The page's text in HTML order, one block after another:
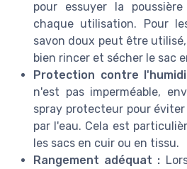
pour essuyer la
chaque utilisation. Pour
savon doux peut être
bien rincer et sécher le sac
Protection contre
n'est pas imperméable,
spray protecteur pour
par l'eau. Cela est
les sacs en cuir ou en tissu.
Rangement adéquat :